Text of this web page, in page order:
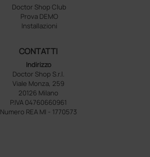
Doctor Shop Club
Prova DEMO
Installazioni
CONTATTI
Indirizzo
Doctor Shop S.r.l.
Viale Monza, 259
20126 Milano
P.IVA 04760660961
Numero REA MI - 1770573